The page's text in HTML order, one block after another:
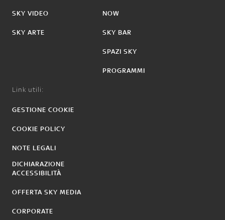
SKY VIDEO
SKY ARTE
NOW
SKY BAR
SPAZI SKY
PROGRAMMI
Link utili:
GESTIONE COOKIE
COOKIE POLICY
NOTE LEGALI
DICHIARAZIONE
ACCESSIBILITÀ
OFFERTA SKY MEDIA
CORPORATE